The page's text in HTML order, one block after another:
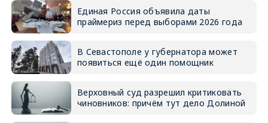
Единая Россия объявила даты
праймериз перед выборами 2026 года
В Севастополе у губернатора может
появиться ещё один помощник
Верховный суд разрешил критиковать
чиновников: причём тут дело Долиной